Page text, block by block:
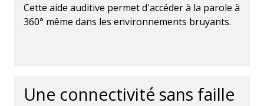
Cette aide auditive permet d'accéder à la parole à
360° même dans les environnements bruyants.
Une connectivité sans faille